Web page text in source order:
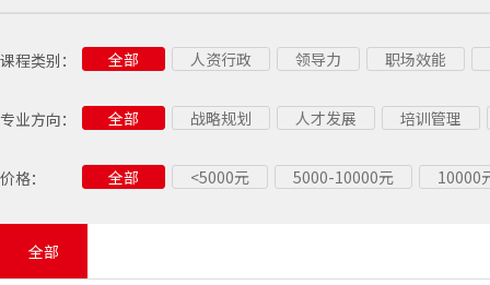
课程类别： 全部 人资行政 领导力
职场效能
专业方向：
全部 战略规划 人才发展
培训管理
市场营销
销售技能
销售管理
价格： 全部 <5000元 5000-10000元 10000
全部